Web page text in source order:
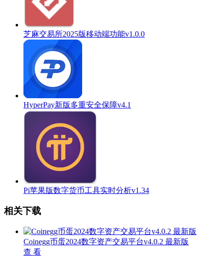
芝麻交易所2025版移动端功能v1.0.0
HyperPay新版多重安全保障v4.1
Pi苹果版数字货币工具实时分析v1.34
相关下载
Coinegg币蛋2024数字资产交易平台v4.0.2 最新版
查 看